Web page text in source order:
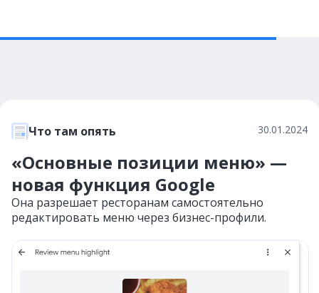
Что там опять 30.01.2024
«Основные позиции меню» —
новая функция Google
Она разрешает ресторанам самостоятельно
редактировать меню через бизнес-профили.